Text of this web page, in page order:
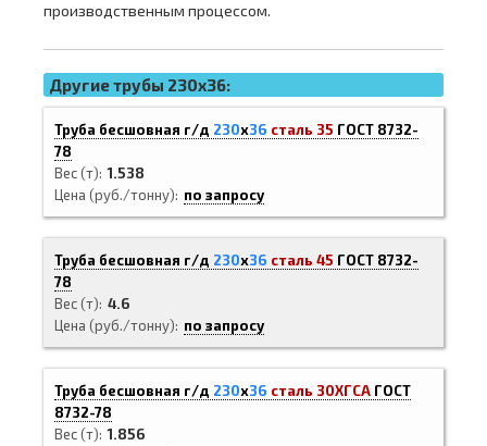
производственным процессом.
Другие трубы 230x36:
Труба бесшовная г/д 230х36 сталь 35 ГОСТ 8732-
78
Вес (т) 1.538
Цена (руб./тонну)
по запросу
Труба бесшовная г/д 230х36 сталь 45 ГОСТ 8732-
78
Вес (т) 4.6
Цена (руб./тонну)
по запросу
Труба бесшовная г/д 230х36 сталь 30ХГСА ГОСТ
8732-78
Вес (т) 1.856